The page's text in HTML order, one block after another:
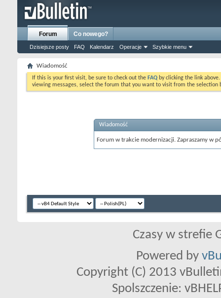
Forum
Dzisiejsze posty FAQ Kalendarz Operacje Szybkie menu
Co nowego?
Wiadomość
If this is your first visit, be sure to check out the FAQ by clicking the link
viewing messages, select the forum that you want to visit from the selection
Wiadomość
Forum w trakcie modernizacji. Zapraszamy w
Czasy w strefie
Powered by
Copyright (C) 2013
Spolszczenie: